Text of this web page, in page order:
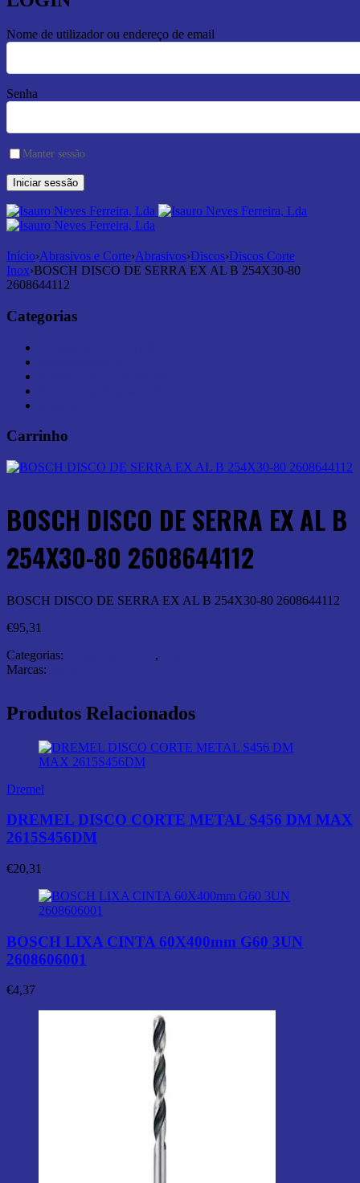
Nome de utilizador ou endereço de email
Senha
Manter sessão
Início›Abrasivos e Corte›Abrasivos›Discos›Discos Corte
Inox›BOSCH DISCO DE SERRA EX AL B 254X30-80
2608644112
Categorias
Carrinho
BOSCH DISCO DE SERRA EX AL B
254X30-80 2608644112
BOSCH DISCO DE SERRA EX AL B 254X30-80 2608644112
€95,31
Categorias:
,
Marcas:
Produtos Relacionados
Dremel
DREMEL DISCO CORTE METAL S456 DM MAX
2615S456DM
€20,31
BOSCH LIXA CINTA 60X400mm G60 3UN
2608606001
€4,37